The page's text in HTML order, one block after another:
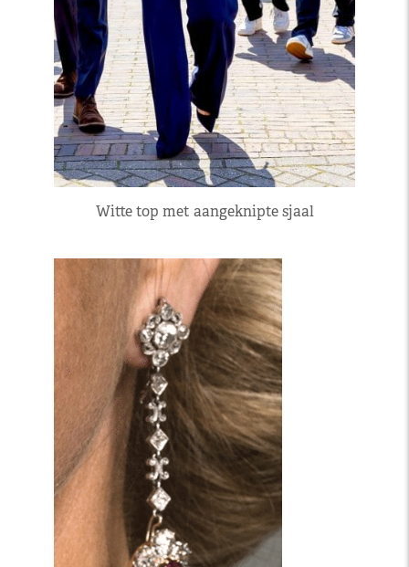
Witte top met aangeknipte sjaal